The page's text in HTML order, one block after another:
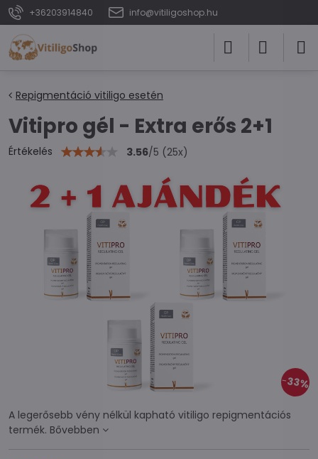
+36203914840 info@vitiligoshop.hu
33%
Repigmentáció vitiligo esetén
Vitipro gél - Extra erős 2+1
Értékelés 3.56/5 (25x)
A legerősebb vény nélkül kapható vitiligo repigmentációs
termék. Bővebben